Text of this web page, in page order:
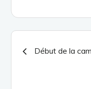
Début de la